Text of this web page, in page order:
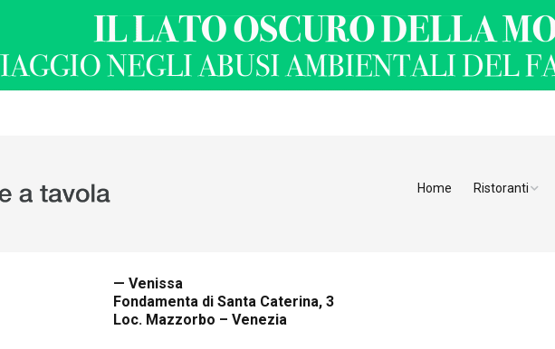
Home Ristoranti
— Venissa
Fondamenta di Santa Caterina, 3
Loc. Mazzorbo – Venezia